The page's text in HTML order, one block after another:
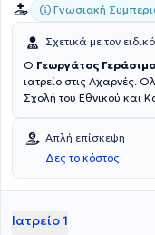
Γνωσιακή
Σχετικά με τον ειδικό
Ο Γεωργάτος
ιατρείο στις Αχαρνές.
Σχολή του Εθνικού και
αντιμετωπίζοντας
διάθεσης, την
και ένα ευρύ φάσμα
τόσο στον ιδιωτικό όσο
ιδιωτικό ιατρείο, στο
στο Ψυχιατρικό
Απλή επίσκεψη
Δες το κόστος
Ιατρείο 1